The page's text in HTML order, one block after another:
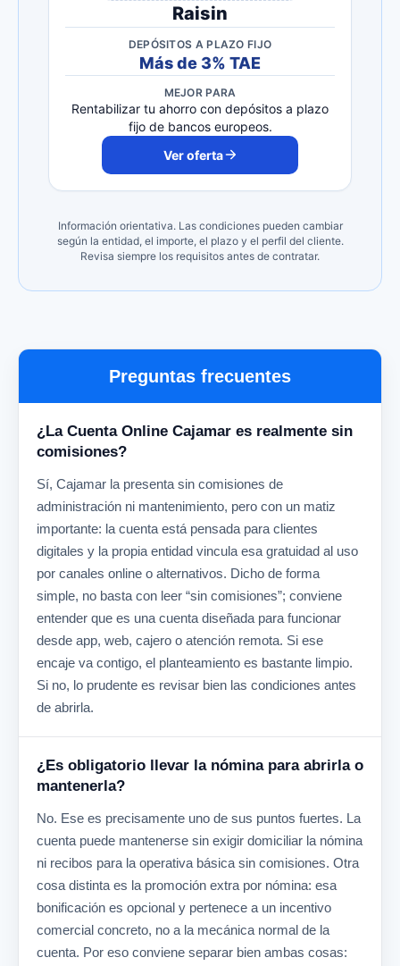
Raisin
DEPÓSITOS A PLAZO FIJO
Más de 3% TAE
MEJOR PARA
Rentabilizar tu ahorro con depósitos a plazo
fijo de bancos europeos.
Ver oferta
Información orientativa. Las condiciones pueden cambiar
según la entidad, el importe, el plazo y el perfil del cliente.
Revisa siempre los requisitos antes de contratar.
Preguntas frecuentes
¿La Cuenta Online Cajamar es realmente sin
comisiones?
Sí, Cajamar la presenta sin comisiones de
administración ni mantenimiento, pero con un matiz
importante: la cuenta está pensada para clientes
digitales y la propia entidad vincula esa gratuidad al uso
por canales online o alternativos. Dicho de forma
simple, no basta con leer “sin comisiones”; conviene
entender que es una cuenta diseñada para funcionar
desde app, web, cajero o atención remota. Si ese
encaje va contigo, el planteamiento es bastante limpio.
Si no, lo prudente es revisar bien las condiciones antes
de abrirla.
¿Es obligatorio llevar la nómina para abrirla o
mantenerla?
No. Ese es precisamente uno de sus puntos fuertes. La
cuenta puede mantenerse sin exigir domiciliar la nómina
ni recibos para la operativa básica sin comisiones. Otra
cosa distinta es la promoción extra por nómina: esa
bonificación es opcional y pertenece a un incentivo
comercial concreto, no a la mecánica normal de la
cuenta. Por eso conviene separar bien ambas cosas: